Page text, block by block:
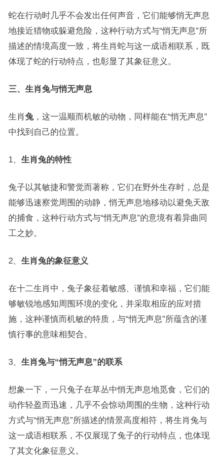
蛇在行动时几乎不会发出任何声音，它们能够悄无声息
地接近猎物或躲避危险，这种行动方式与“悄无声息”所
描述的情境高度一致，将生肖蛇与这一成语相联系，既
体现了蛇的行动特点，也彰显了其象征意义。
三、生肖兔与悄无声息
生肖兔，这一温顺而机敏的动物，同样能在“悄无声息”
中找到自己的位置。
1、 生肖兔的特性
兔子以其敏捷和警觉而著称，它们在野外生存时，总是
能够迅速察觉周围的动静，悄无声息地移动以避免天敌
的捕食，这种行动方式与“悄无声息”的意境有着异曲同
工之妙。
2、 生肖兔的象征意义
在十二生肖中，兔子象征着敏感、谨慎和幸福，它们能
够敏锐地感知周围环境的变化，并采取相应的应对措
施，这种谨慎而机敏的特质，与“悄无声息”所蕴含的谨
慎行事的意味相契合。
3、 生肖兔与“悄无声息”的联系
想象一下，一只兔子在草丛中悄无声息地觅食，它们的
动作轻盈而迅速，几乎不会惊动周围的生物，这种行动
方式与“悄无声息”所描述的情景高度相符，将生肖兔与
这一成语相联系，不仅展现了兔子的行动特点，也体现
了其文化象征意义。